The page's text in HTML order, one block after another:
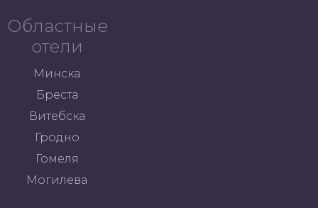
Областные
отели
Минска
Бреста
Витебска
Гродно
Гомеля
Могилева